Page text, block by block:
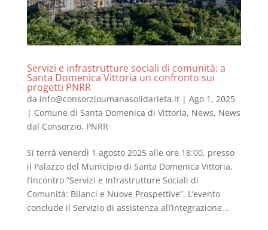
Servizi e infrastrutture sociali di comunità: a
Santa Domenica Vittoria un confronto sui
progetti PNRR
da info@consorzioumanasolidarieta.it| Ago 1, 2025
| Comune di Santa Domenica di Vittoria, News, News
dal Consorzio, PNRR
Si terrà venerdì 1 agosto 2025 alle ore 18:00, presso
il Palazzo del Municipio di Santa Domenica Vittoria,
l’incontro “Servizi e Infrastrutture Sociali di
Comunità: Bilanci e Nuove Prospettive”. L’evento
conclude il Servizio di assistenza all’integrazione...